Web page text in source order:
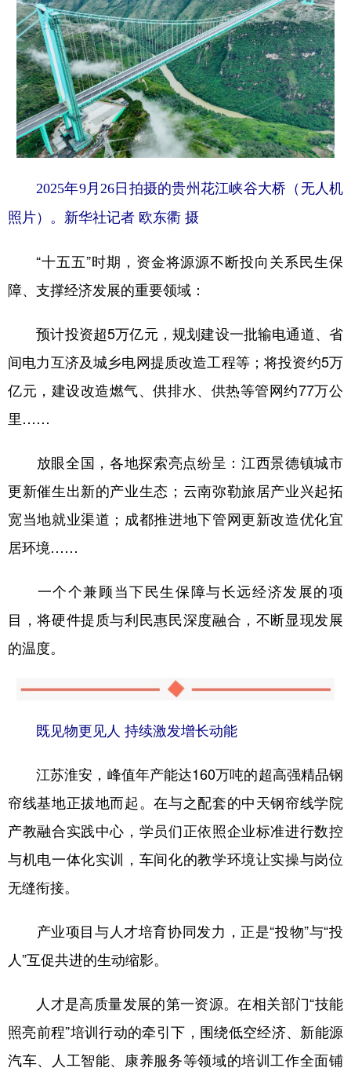
2025年9月26日拍摄的贵州花江峡谷大桥（无人机
照片）。新华社记者 欧东衢 摄
“十五五”时期，资金将源源不断投向关系民生保
障、支撑经济发展的重要领域：
预计投资超5万亿元，规划建设一批输电通道、省
间电力互济及城乡电网提质改造工程等；将投资约5万
亿元，建设改造燃气、供排水、供热等管网约77万公
里……
放眼全国，各地探索亮点纷呈：江西景德镇城市
更新催生出新的产业生态；云南弥勒旅居产业兴起拓
宽当地就业渠道；成都推进地下管网更新改造优化宜
居环境……
一个个兼顾当下民生保障与长远经济发展的项
目，将硬件提质与利民惠民深度融合，不断显现发展
的温度。
既见物更见人 持续激发增长动能
江苏淮安，峰值年产能达160万吨的超高强精品钢
帘线基地正拔地而起。在与之配套的中天钢帘线学院
产教融合实践中心，学员们正依照企业标准进行数控
与机电一体化实训，车间化的教学环境让实操与岗位
无缝衔接。
产业项目与人才培育协同发力，正是“投物”与“投
人”互促共进的生动缩影。
人才是高质量发展的第一资源。在相关部门“技能
照亮前程”培训行动的牵引下，围绕低空经济、新能源
汽车、人工智能、康养服务等领域的培训工作全面铺